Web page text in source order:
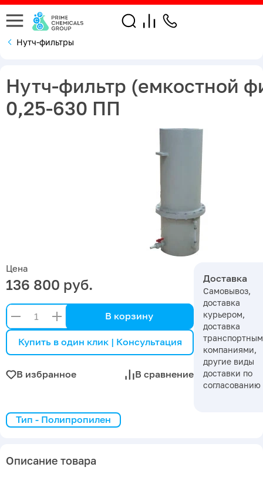
Нутч-фильтры
Нутч-фильтр (емкостной
0,25-630 ПП
Цена
136 800 руб.
В корзину
Купить в один клик | Консультация
В избранное В сравнение
Доставка
Самовывоз,
доставка
курьером,
доставка
компаниями,
другие виды
доставки по
согласованию
Тип - Полипропилен
Описание товара